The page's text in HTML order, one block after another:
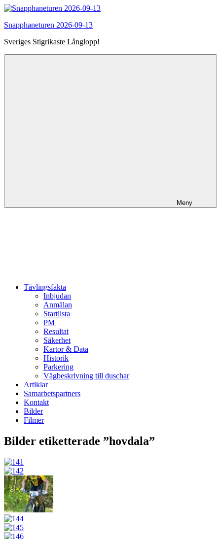
Hoppa
innehåll
Snapphaneturen 2026-09-13
Sveriges Stigrikaste Långlopp!
Meny
Tävlingsfakta
Inbjudan
Anmälan
Startlista
PM
Resultat
Säkerhet
Kartor & Data
Historik
Parkering
Vägbeskrivning till duschar
Artiklar
Samarbetspartners
Kontakt
Bilder
Filmer
Bilder etiketterade ”hovdala”